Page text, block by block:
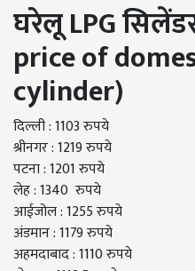
घरेलूLPG
price of
cylinder)
दिल्ली: 1103रुपये
श्रीनगर: 1219रुपये
पटना: 1201रुपये
लेह: 1340 रुपये
आईजोल: 1255रुपये
अंडमान: 1179रुपये
अहमदाबाद: 1110रुपये